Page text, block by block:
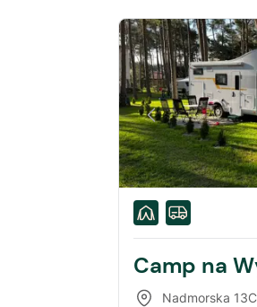
Camp na
Nadmorska 13C